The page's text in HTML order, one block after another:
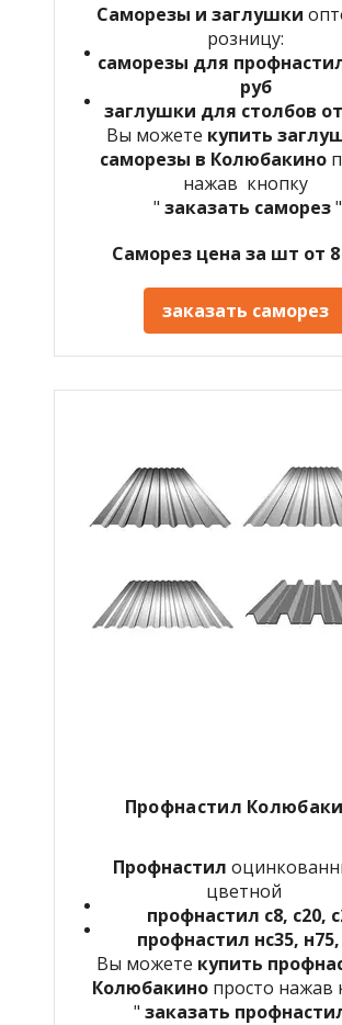
Саморезы и заглушки
розницу:
саморезы для
руб
заглушки для столбов
Вы можете купить
саморезы в Колюбакино
нажав кнопку
" заказать саморез"
Саморез цена за шт от 8
заказать саморез
Профнастил
Профнастил
цветной
профнастил с8, с20,
профнастил нс35,
Вы можете купить
Колюбакино просто нажав
" заказать